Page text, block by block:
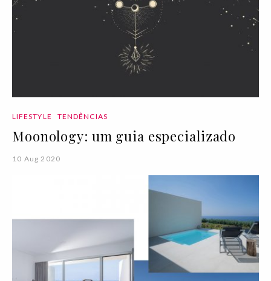
LIFESTYLE TENDÊNCIAS
Moonology: um guia especializado
10 Aug 2020